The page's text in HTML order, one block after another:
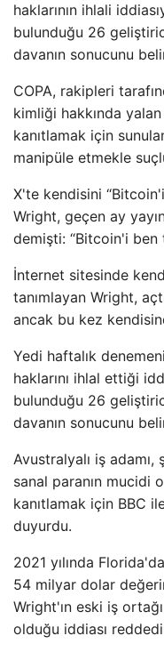
haklarının ihlali
bulunduğu 26
davanın sonucunu
COPA, rakipleri
kimliği hakkında
kanıtlamak için
manipüle etmekle
X'te kendisini
Wright, geçen ay
demişti: “Bitcoin'i ben
İnternet sitesinde
tanımlayan Wright,
ancak bu kez
Yedi haftalık
haklarını ihlal ettiği
bulunduğu 26
davanın sonucunu
Avustralyalı iş
sanal paranın mucidi
kanıtlamak için BBC
duyurdu.
2021 yılında
54 milyar dolar
Wright'ın eski iş
olduğu iddiası